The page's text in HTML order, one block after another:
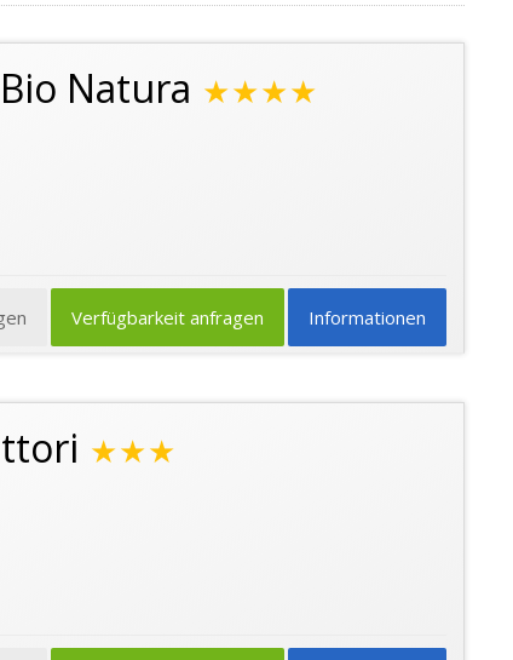
Natura ★★★★
Informationen
Verfügbarkeit anfragen
★★★